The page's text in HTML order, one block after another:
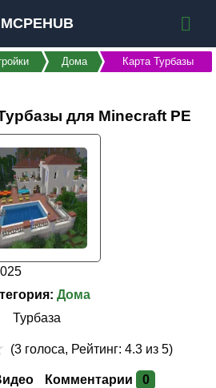
MCPEHUB
Дома Карта Турбазы
для Minecraft PE
Дома
Турбаза
Комментарии 0
(3 голоса, Рейтинг:4.3 из 5)